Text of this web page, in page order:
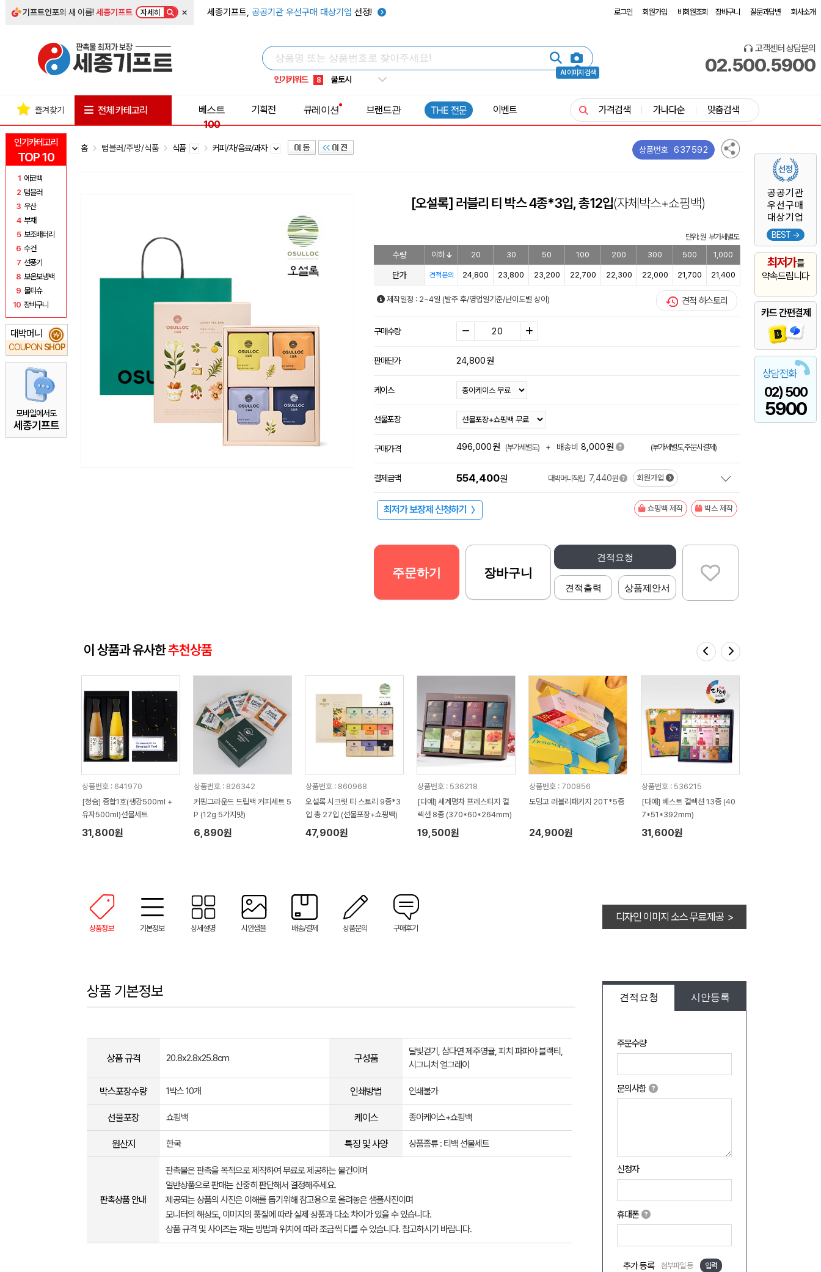
기프트인포의 새 이름!세종기프트 자세히 × 세종기프트, 공공기관 우선구매 대상기업 선정! 로그인 회원가입 비회원조회 장바구니 질문과답변 회사소개
AI 이미지 검색
인기키워드
5 키캡
8 쿨토시
9 넥쿨러
1 선풍기
고객센터 상담문의
02.500.5900
인기카테고리
TOP 10
1 에코백
2 텀블러
3 우산
4 부채
5 보조배터리
6 수건
7 선풍기
8 보온보냉백
9 물티슈
10 장바구니
대박머니
COUPON SHOP
₩
모바일에서도
세종기프트
공공기관
우선구매
대상기업
BEST →
최저가를
약속드립니다
카드 간편결제
상담전화
02) 500
5900
즐겨찾기 전체 카테고리
베스트
100
기획전 큐레이션 브랜드관 THE 전문 이벤트 가격검색 가나다순 맞춤검색
홈 텀블러/주방/식품 식품 커피/차/음료/과자 상품번호 637592
[오설록] 러블리 티 박스 4종*3입, 총12입(자체박스+쇼핑백)
단위: 원 부가세별도
수량 이하 20 30 50 100 200 300 500 1,000
단가 견적문의 24,800 23,800 23,200 22,700 22,300 22,000 21,700 21,400
제작일정 : 2~4일 (발주 후/영업일기준/난이도별 상이) 견적 히스토리
구매수량
판매단가 24,800원
케이스
선물포장
구매가격 496,000원 (부가세별도) + 배송비 8,000원 (부가세별도,주문시결제)
결제금액 554,400원 대박머니적립 7,440원 회원가입
최저가 보장제 신청하기 〉 쇼핑백 제작 박스 제작
견적요청
견적출력 상품제안서
주문하기 장바구니
이 상품과 유사한추천상품
상품번호 : 641970
[청숨] 종합1호(생강500ml +
유자500ml)선물세트
31,800원
상품번호 : 826342
커핑그라운드 드립백 커피세트 5
P (12g 5가지맛)
6,890원
상품번호 : 860968
오설록 시크릿 티 스토리 9종*3
입 총 27입 (선물포장+쇼핑백)
47,900원
상품번호 : 536218
[다예] 세계명차 프레스티지 컬
렉션 8종 (370*60*264mm)
19,500원
상품번호 : 700856
도밍고 러블리패키지 20T*5종
24,900원
상품번호 : 536215
[다예] 베스트 컬렉션 13종 (40
7*51*392mm)
31,600원
상품정보 기본정보 상세설명 시안샘플 배송/결제 상품문의 구매후기
디자인 이미지 소스 무료제공 >
견적요청 시안등록
주문수량
문의사항
신청자
휴대폰
추가 등록 첨부파일 등 입력
상품 기본정보
상품 규격 20.8x2.8x25.8cm 구성품
달빛걷기, 삼다연 제주영귤, 피치 파파야 블랙티,
시그니처 얼그레이
박스포장수량 1박스 10개 인쇄방법 인쇄불가
선물포장 쇼핑백 케이스 종이케이스+쇼핑백
원산지 한국 특징 및 사양 상품종류 : 티백 선물세트
판촉상품 안내
판촉물은 판촉을 목적으로 제작하여 무료로 제공하는 물건이며
일반상품으로 판매는 신중히 판단해서 결정해주세요.
제공되는 상품의 사진은 이해를 돕기위해 참고용으로 올려놓은 샘플사진이며
모니터의 해상도, 이미지의 품질에 따라 실제 상품과 다소 차이가 있을 수 있습니다.
상품 규격 및 사이즈는 재는 방법과 위치에 따라 조금씩 다를 수 있습니다. 참고하시기 바랍니다.